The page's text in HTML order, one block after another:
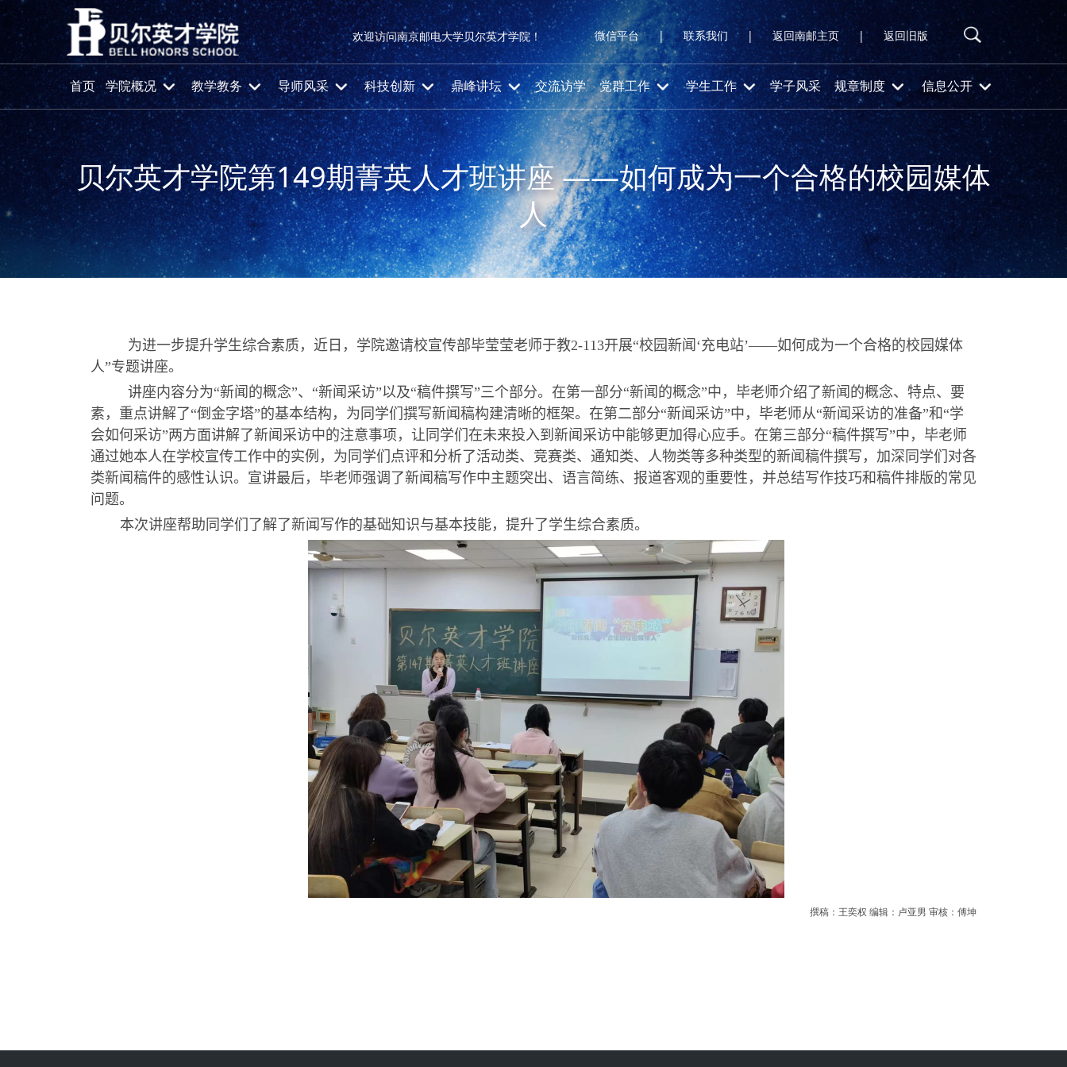
欢迎访问南京邮电大学贝尔英才学院！ 微信平台 | 联系我们 | 返回南邮主页 | 返回旧版
首页 学院概况 教学教务 导师风采 科技创新 鼎峰讲坛 交流访学 党群工作 学生工作 学子风采 规章制度 信息公开
贝尔英才学院第149期菁英人才班讲座 ——如何成为一个合格的校园媒体
人
为进一步提升学生综合素质 ，近日， 学院邀请校宣传部毕莹莹老师于教2-113开展“校园新闻‘充电站’——如何成为一个合格的校园媒体
人”专题讲座。
讲座内容分为“新闻的概念”、“新闻采访”以及“稿件撰写”三个部分。在第一部分“新闻的概念”中， 毕老师介绍了新闻的概念、特点、要
素，重点讲解了“倒金字塔”的基本结构，为同学们撰写新闻稿构建清晰的框架。在第二部分“新闻采访”中， 毕老师从“新闻采访的准备”和“学
会如何采访”两方面讲解了新闻采访中的注意事项，让同学们在未来投入到新闻采访中能够更加得心应手。在第三部分“稿件撰写”中， 毕老师
通过她本人在学校宣传工作中的实例，为同学们点评和分析了活动类、竞赛类、通知类、人物类等多种类型的新闻稿件撰写，加深同学们对各
类新闻稿件的感性认识。 宣讲最后， 毕老师强调了新闻稿写作中主题突出、语言简练、报道客观的重要性，并总结写作技巧和稿件排版的常见
问题。
本次讲座帮助同学们了解了新闻写作的基础知识与基本技能，提升了学生综合素质。
撰稿：王奕权 编辑：卢亚男 审核：傅坤